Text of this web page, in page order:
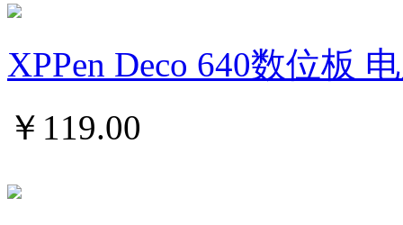
XPPen Deco 640数位板
￥ 119.00